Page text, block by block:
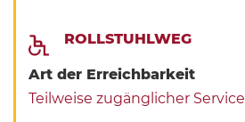
ROLLSTUHLWEG
Art der Erreichbarkeit
Teilweise zugänglicher Service